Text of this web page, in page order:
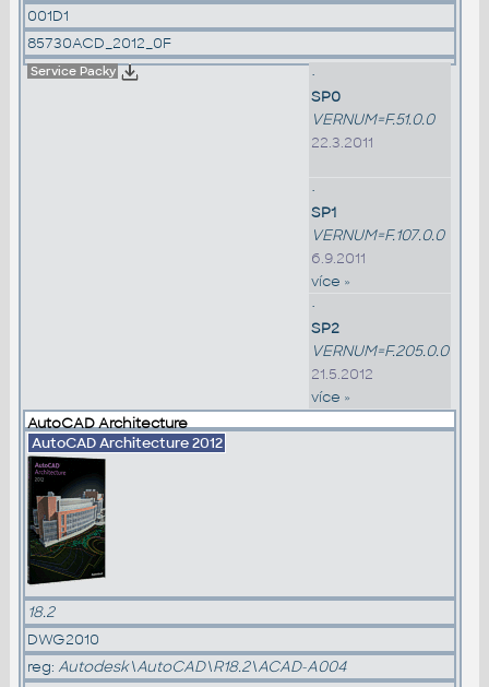
001D1
85730ACD_2012_0F
Service Packy
•
SP0
VERNUM=F.51.0.0
22.3.2011
•
SP1
VERNUM=F.107.0.0
6.9.2011
více »
•
SP2
VERNUM=F.205.0.0
21.5.2012
více »
AutoCAD Architecture
AutoCAD Architecture2012
18.2
DWG2010
reg: Autodesk\AutoCAD\R18.2\ACAD-A004